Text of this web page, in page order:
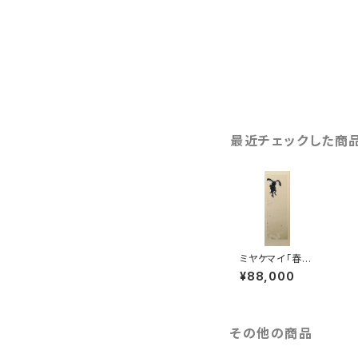
最近チェックした商
ミヤケマイ「春夏
秋冬」夏渉る
¥88,000
その他の商品